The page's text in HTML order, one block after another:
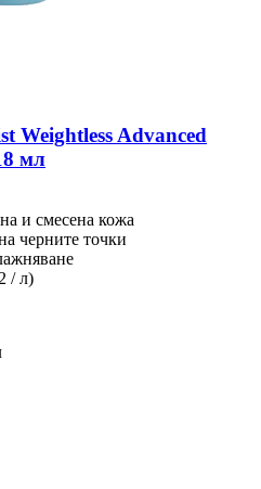
Weightless Advanced
мл
и смесена кожа
черните точки
/ л)